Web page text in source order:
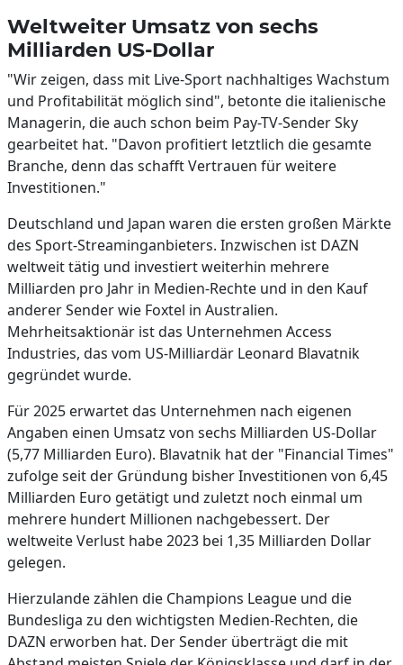
Weltweiter Umsatz von sechs
Milliarden US-Dollar
"Wir zeigen, dass mit Live-Sport nachhaltiges Wachstum
und Profitabilität möglich sind", betonte die italienische
Managerin, die auch schon beim Pay-TV-Sender Sky
gearbeitet hat. "Davon profitiert letztlich die gesamte
Branche, denn das schafft Vertrauen für weitere
Investitionen."
Deutschland und Japan waren die ersten großen Märkte
des Sport-Streaminganbieters. Inzwischen ist DAZN
weltweit tätig und investiert weiterhin mehrere
Milliarden pro Jahr in Medien-Rechte und in den Kauf
anderer Sender wie Foxtel in Australien.
Mehrheitsaktionär ist das Unternehmen Access
Industries, das vom US-Milliardär Leonard Blavatnik
gegründet wurde.
Für 2025 erwartet das Unternehmen nach eigenen
Angaben einen Umsatz von sechs Milliarden US-Dollar
(5,77 Milliarden Euro). Blavatnik hat der "Financial Times"
zufolge seit der Gründung bisher Investitionen von 6,45
Milliarden Euro getätigt und zuletzt noch einmal um
mehrere hundert Millionen nachgebessert. Der
weltweite Verlust habe 2023 bei 1,35 Milliarden Dollar
gelegen.
Hierzulande zählen die Champions League und die
Bundesliga zu den wichtigsten Medien-Rechten, die
DAZN erworben hat. Der Sender überträgt die mit